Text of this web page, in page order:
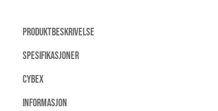
PRODUKTBESKRIVELSE
SPESIFIKASJONER
CYBEX
INFORMASJON